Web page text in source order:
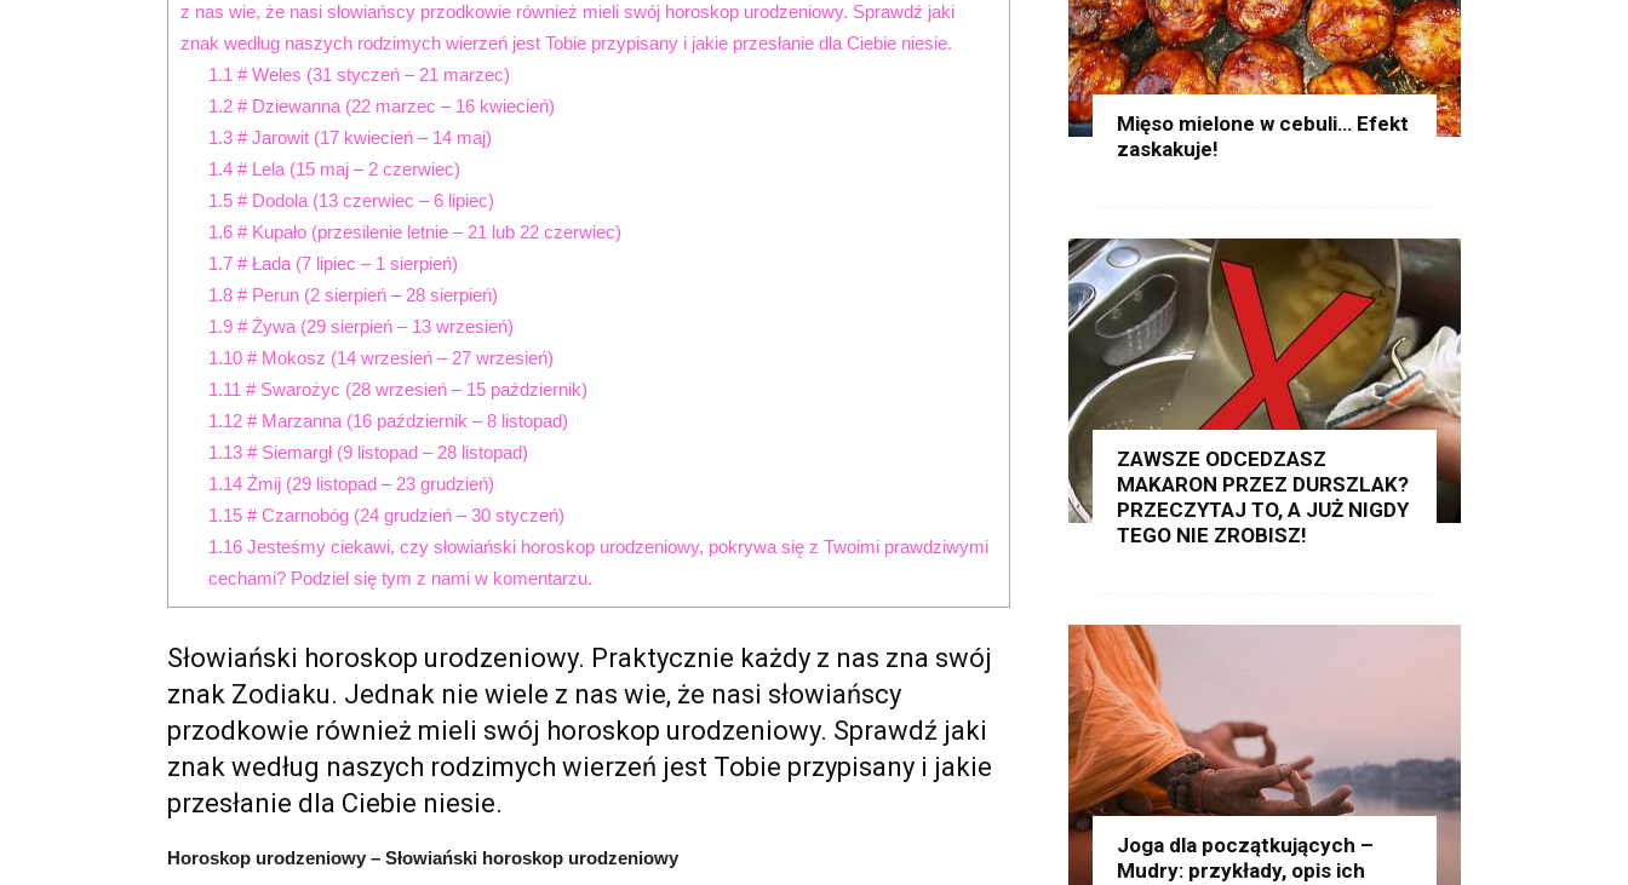
z nas wie, że nasi słowiańscy przodkowie również mieli swój horoskop urodzeniowy. Sprawdź jaki
znak według naszych rodzimych wierzeń jest Tobie przypisany i jakie przesłanie dla Ciebie niesie.
1.1 # Weles (31 styczeń – 21 marzec)
1.2# Dziewanna (22 marzec – 16 kwiecień)
1.3# Jarowit (17 kwiecień – 14 maj)
1.4# Lela (15 maj – 2 czerwiec)
1.5# Dodola (13 czerwiec – 6 lipiec)
1.6# Kupało (przesilenie letnie – 21 lub 22 czerwiec)
1.7# Łada (7 lipiec – 1 sierpień)
1.8# Perun (2 sierpień – 28 sierpień)
1.9# Żywa (29 sierpień – 13 wrzesień)
1.10# Mokosz (14 wrzesień – 27 wrzesień)
1.11 # Swarożyc (28 wrzesień – 15 październik)
1.12# Marzanna (16 październik – 8 listopad)
1.13# Siemargł (9 listopad – 28 listopad)
1.14Żmij (29 listopad – 23 grudzień)
1.15# Czarnobóg (24 grudzień – 30 styczeń)
1.16Jesteśmy ciekawi, czy słowiański horoskop urodzeniowy, pokrywa się z Twoimi prawdziwymi
cechami? Podziel się tym z nami w komentarzu.
Słowiański horoskop urodzeniowy. Praktycznie każdy z nas zna swój
znak Zodiaku. Jednak nie wiele z nas wie, że nasi słowiańscy
przodkowie również mieli swój horoskop urodzeniowy. Sprawdź jaki
znak według naszych rodzimych wierzeń jest Tobie przypisany i jakie
przesłanie dla Ciebie niesie.
Horoskop urodzeniowy – Słowiański horoskop urodzeniowy
Mięso mielone w cebuli… Efekt
zaskakuje!
ZAWSZE ODCEDZASZ
MAKARON PRZEZ DURSZLAK?
PRZECZYTAJ TO, A JUŻ NIGDY
TEGO NIE ZROBISZ!
Joga dla początkujących –
Mudry: przykłady, opis ich